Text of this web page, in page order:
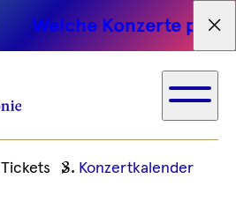
Welche Konzerte
Konzertkalender